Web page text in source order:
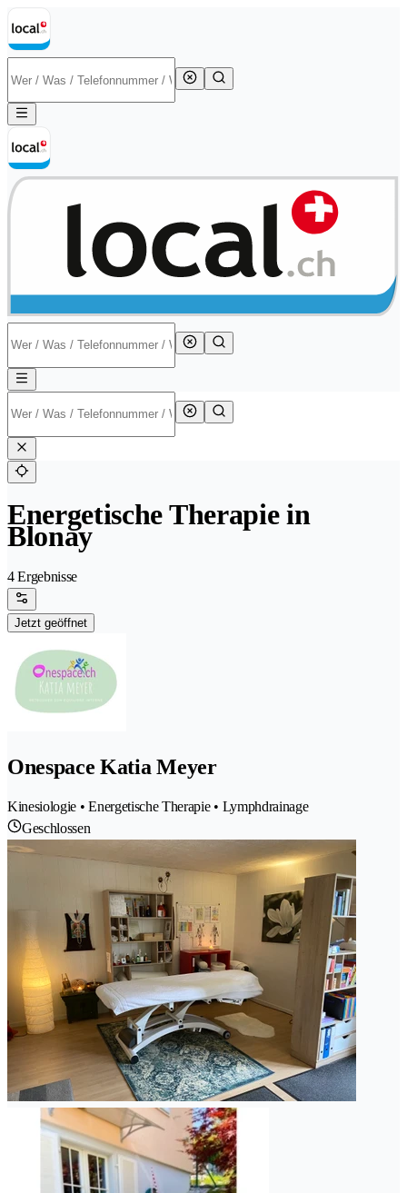
Energetische Therapie in
Blonay
4 Ergebnisse
Jetzt geöffnet
Onespace Katia Meyer
Kinesiologie • Energetische Therapie • Lymphdrainage
Geschlossen